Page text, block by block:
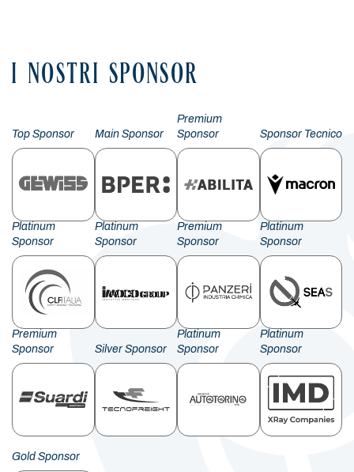
I NOSTRI SPONSOR
Top Sponsor Main Sponsor
Premium
Sponsor
Sponsor Tecnico
Platinum
Sponsor
Platinum
Sponsor
Premium
Sponsor
Platinum
Sponsor
Premium
Sponsor
Silver Sponsor
Platinum
Sponsor
Platinum
Sponsor
Gold Sponsor